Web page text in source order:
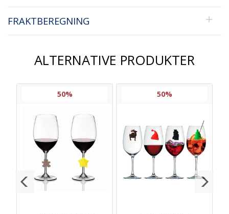
FRAKTBEREGNING
ALTERNATIVE PRODUKTER
50% 50%